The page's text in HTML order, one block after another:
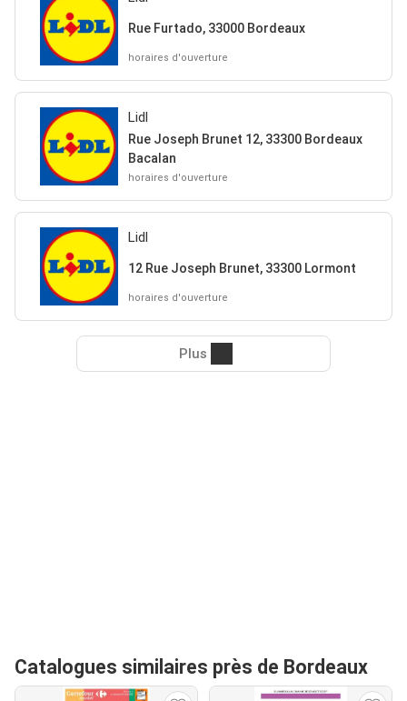
Rue Furtado, 33000 Bordeaux
horaires d'ouverture
Lidl
Rue Joseph Brunet 12, 33300 Bordeaux
Bacalan
horaires d'ouverture
Lidl
12 Rue Joseph Brunet, 33300 Lormont
horaires d'ouverture
Plus
Catalogues similaires près de Bordeaux